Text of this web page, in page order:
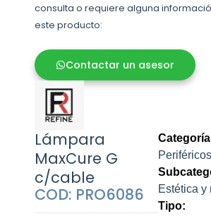
consulta o requiere alguna
este producto:
Contactar un asesor
Lámpara
MaxCure G
c/cable
COD: PRO6086
Periféricos
Estética y
Tipo: